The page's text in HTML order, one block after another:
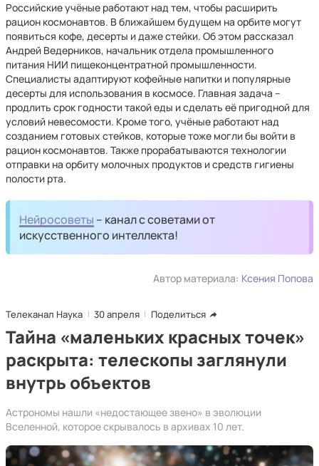
Российские учёные работают над тем, чтобы расширить
рацион космонавтов. В ближайшем будущем на орбите могут
появиться кофе, десерты и даже стейки. Об этом рассказал
Андрей Ведерников, начальник отдела промышленного
питания НИИ пищеконцентратной промышленности.
Специалисты адаптируют кофейные напитки и популярные
десерты для использования в космосе. Главная задача –
продлить срок годности такой еды и сделать её пригодной для
условий невесомости. Кроме того, учёные работают над
созданием готовых стейков, которые тоже могли бы войти в
рацион космонавтов. Также прорабатываются технологии
отправки на орбиту молочных продуктов и средств гигиены
полости рта.
Нейросоветы – канал с советами от
искусственного интеллекта!
Автор материала: Ксения Попова
Телеканал Наука 30 апреля Поделиться
Тайна «маленьких красных точек»
раскрыта: телескопы заглянули
внутрь объектов
Астрономы нашли «недостающее звено» в эволюции
Вселенной, которое скрывалось в архивах 10 лет.